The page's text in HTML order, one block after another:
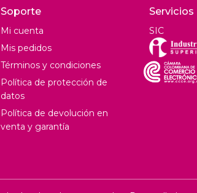
Soporte
Mi cuenta
Mis pedidos
Términos y condiciones
Política de protección de
datos
Política de devolución en
venta y garantía
Servicios
SIC